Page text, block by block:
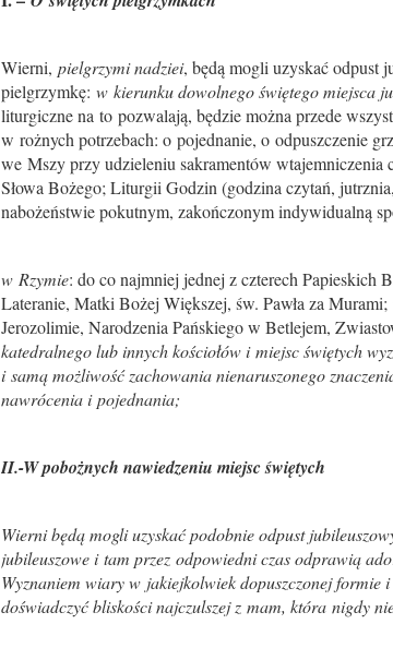
Wierni, pielgrzymi nadziei, będą mogli uzyskać odpust
pielgrzymkę: w kierunku dowolnego świętego miejsca
liturgiczne na to pozwalają, będzie można przede
w rożnych potrzebach: o pojednanie, o odpuszczenie
we Mszy przy udzieleniu sakramentów wtajemniczenia
Słowa Bożego; Liturgii Godzin (godzina czytań,
nabożeństwie pokutnym, zakończonym indywidualną
w Rzymie: do co najmniej jednej z czterech Papieskich
Lateranie, Matki Bożej Większej, św. Pawła za Murami;
Jerozolimie, Narodzenia Pańskiego w Betlejem,
katedralnego lub innych kościołów i miejsc świętych
i samą możliwość zachowania nienaruszonego
nawrócenia i pojednania;
II.-W pobożnych nawiedzeniu miejsc świętych
Wierni będą mogli uzyskać podobnie odpust
jubileuszowe i tam przez odpowiedni czas odprawią
Wyznaniem wiary w jakiejkolwiek dopuszczonej
doświadczyć bliskości najczulszej z mam, która nigdy